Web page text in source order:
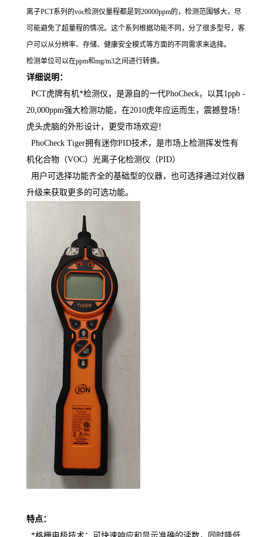
离子PCT系列的voc检测仪量程都是到20000ppm的，检测范围够大，尽
可能避免了超量程的情况。这个系列根据功能不同，分了很多型号，客
户可以从分辨率、存储、健康安全模式等方面的不同需求来选择。
检测单位可以在ppm和mg/m3之间进行转换。
详细说明：
PCT虎牌有机*检测仪，是源自的一代PhoCheck，以其1ppb -
20,000ppm强大检测功能，在2010虎年应运而生，震撼登场！
虎头虎脑的外形设计，更受市场欢迎！
PhoCheck Tiger拥有迷你PID技术，是市场上检测挥发性有
机化合物（VOC）光离子化检测仪（PID）
用户可选择功能齐全的基础型的仪器，也可选择通过对仪器
升级来获取更多的可选功能。
特点：